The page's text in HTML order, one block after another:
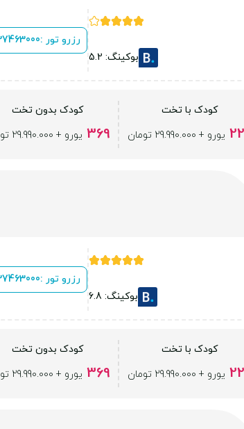
بوکینگ: 5.2
رزرو تور :
کودک با تخت
یورو + 29.990.000 تومان
کودک بدون تخت
369 یورو + 29.990.000 تومان
بوکینگ: 6.8
رزرو تور :
کودک با تخت
یورو + 29.990.000 تومان
کودک بدون تخت
369 یورو + 29.990.000 تومان